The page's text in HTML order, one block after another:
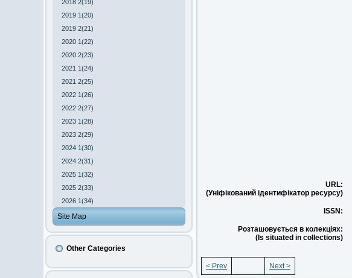
2018 2(19)
2019 1(20)
2019 2(21)
2020 1(22)
2020 2(23)
2021 1(24)
2021 2(25)
2022 1(26)
2022 2(27)
2023 1(28)
2023 2(29)
2024 1(30)
2024 2(31)
2025 1(32)
2025 2(33)
2026 1(34)
Site Map
Other Categories
URL:
(Уніфікований ідентифікатор ресурсу)
ISSN:
Розташовується в колекціях:
(Is situated in collections)
< Prev Next >